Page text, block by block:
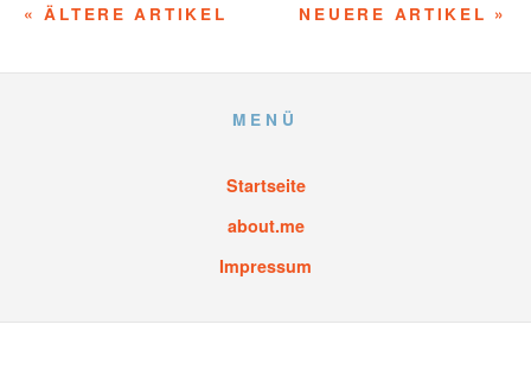
« ÄLTERE ARTIKEL NEUERE ARTIKEL »
MENÜ
Startseite
about.me
Impressum